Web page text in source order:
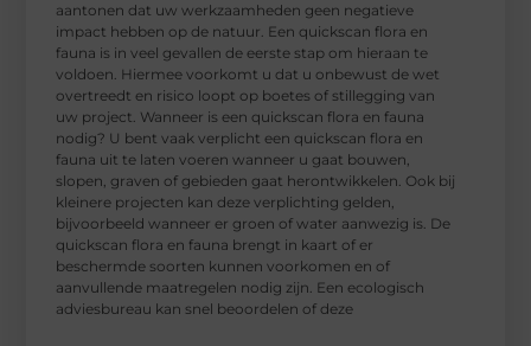
aantonen dat uw werkzaamheden geen negatieve
impact hebben op de natuur. Een quickscan flora en
fauna is in veel gevallen de eerste stap om hieraan te
voldoen. Hiermee voorkomt u dat u onbewust de wet
overtreedt en risico loopt op boetes of stillegging van
uw project. Wanneer is een quickscan flora en fauna
nodig? U bent vaak verplicht een quickscan flora en
fauna uit te laten voeren wanneer u gaat bouwen,
slopen, graven of gebieden gaat herontwikkelen. Ook bij
kleinere projecten kan deze verplichting gelden,
bijvoorbeeld wanneer er groen of water aanwezig is. De
quickscan flora en fauna brengt in kaart of er
beschermde soorten kunnen voorkomen en of
aanvullende maatregelen nodig zijn. Een ecologisch
adviesbureau kan snel beoordelen of deze